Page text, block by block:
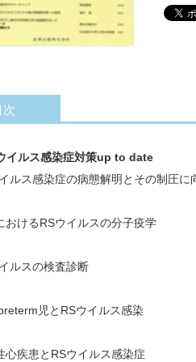
次
イルス感染症対策up to date
ルス感染症の病態解明とその制圧に
おけるRSウイルスの分子疫学
ルスの検査診断
児とRSウイルス感染
心疾患とRSウイルス感染症